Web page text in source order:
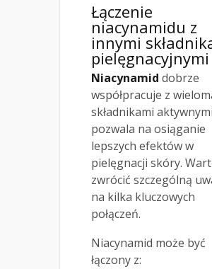
Łączenie
niacynamidu z
innymi
pielęgnacyjnymi
Niacynamid dobrze
współpracuje z
składnikami
pozwala na osiąganie
lepszych efektów w
pielęgnacji skóry.
zwrócić szczególną
na kilka kluczowych
połączeń.
Niacynamid może być
łączony z: